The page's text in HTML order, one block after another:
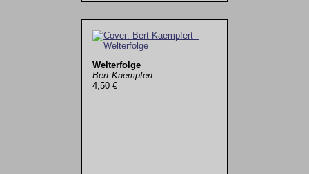
Welterfolge
Bert Kaempfert
4,50 €